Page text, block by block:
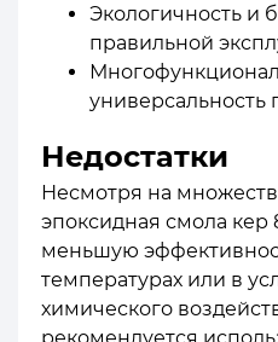
Экологичность и
правильной
Недостатки
Несмотря на
эпоксидная смола кер
меньшую
температурах или в
химического
рекомендуется